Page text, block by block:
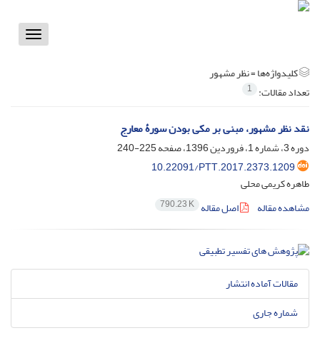
Toggle
کلیدواژه‌ها =نظر مشهور
تعداد مقالات: 1
نقد نظر مشهور، مبنی بر مکی بودن سورۀ معارج
دوره 3، شماره 1، فروردین 1396، صفحه
225-240
10.22091/PTT.2017.2373.1209
طاهره کریمی محلی
مشاهده مقاله
اصل مقاله 790.23 K
مقالات آماده انتشار
شماره جاری